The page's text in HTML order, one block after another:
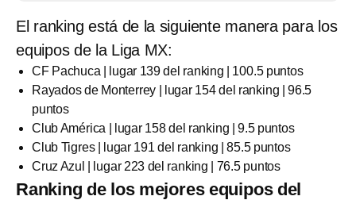
El ranking está de la siguiente manera para los
equipos de la Liga MX:
CF Pachuca | lugar 139 del ranking | 100.5 puntos
Rayados de Monterrey | lugar 154 del ranking | 96.5
puntos
Club América | lugar 158 del ranking | 9.5 puntos
Club Tigres | lugar 191 del ranking | 85.5 puntos
Cruz Azul | lugar 223 del ranking | 76.5 puntos
Ranking de los mejores equipos del